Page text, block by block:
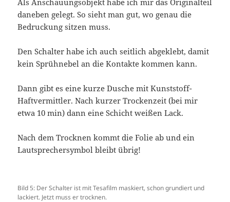
Als Anschauungsobjekt habe ich mir das Originalteil
daneben gelegt. So sieht man gut, wo genau die
Bedruckung sitzen muss.
Den Schalter habe ich auch seitlich abgeklebt, damit
kein Sprühnebel an die Kontakte kommen kann.
Dann gibt es eine kurze Dusche mit Kunststoff-
Haftvermittler. Nach kurzer Trockenzeit (bei mir
etwa 10 min) dann eine Schicht weißen Lack.
Nach dem Trocknen kommt die Folie ab und ein
Lautsprechersymbol bleibt übrig!
Bild 5: Der Schalter ist mit Tesafilm maskiert, schon grundiert und
lackiert. Jetzt muss er trocknen.